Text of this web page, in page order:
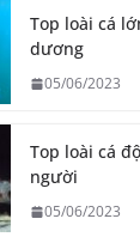
Top loài cá
dương
05/06/2023
Top loài cá
người
05/06/2023